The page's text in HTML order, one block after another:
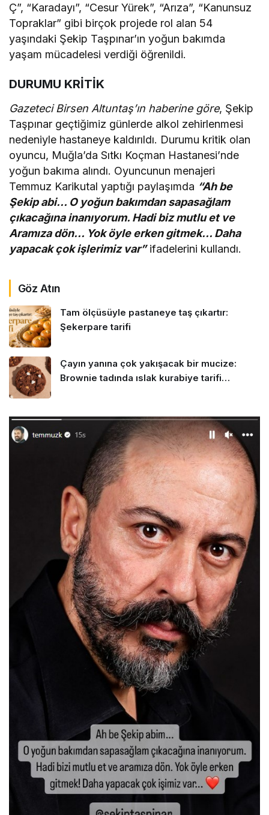
Ç”, “Karadayı”, “Cesur Yürek”, “Arıza”, “Kanunsuz
Topraklar” gibi birçok projede rol alan 54
yaşındaki Şekip Taşpınar’ın yoğun bakımda
yaşam mücadelesi verdiği öğrenildi.
DURUMU KRİTİK
Gazeteci Birsen Altuntaş’ın haberine göre, Şekip
Taşpınar geçtiğimiz günlerde alkol zehirlenmesi
nedeniyle hastaneye kaldırıldı. Durumu kritik olan
oyuncu, Muğla’da Sıtkı Koçman Hastanesi’nde
yoğun bakıma alındı. Oyuncunun menajeri
Temmuz Karikutal yaptığı paylaşımda “Ah be
Şekip abi… O yoğun bakımdan sapasağlam
çıkacağına inanıyorum. Hadi biz mutlu et ve
Aramıza dön… Yok öyle erken gitmek… Daha
yapacak çok işlerimiz var”ifadelerini kullandı.
Göz Atın
Tam ölçüsüyle pastaneye taş çıkartır:
Şekerpare tarifi
Çayın yanına çok yakışacak bir mucize:
Brownie tadında ıslak kurabiye tarifi…